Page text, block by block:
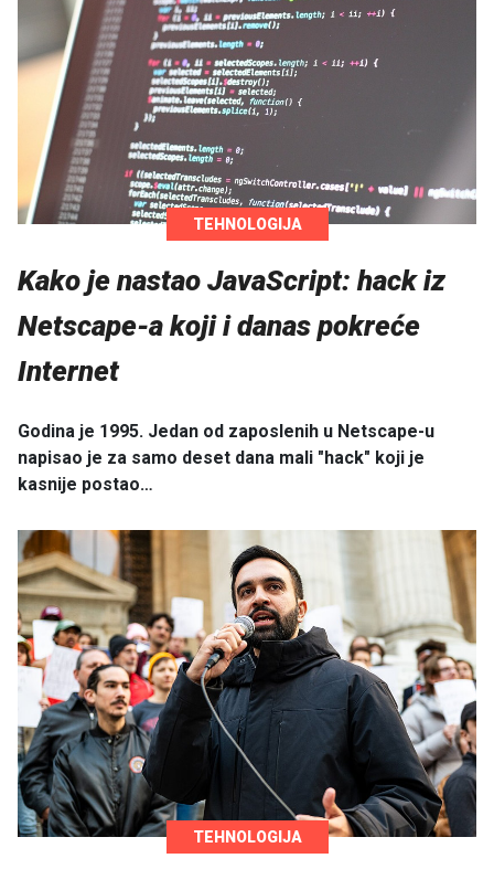
TEHNOLOGIJA
Kako je nastao JavaScript: hack iz
Netscape-a koji i danas pokreće
Internet
Godina je 1995. Jedan od zaposlenih u Netscape-u
napisao je za samo deset dana mali "hack" koji je
kasnije postao…
TEHNOLOGIJA